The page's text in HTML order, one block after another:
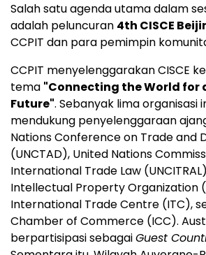
Salah satu agenda utama dalam
adalah peluncuran 4th CISCE
CCPIT dan para pemimpin
CCPIT menyelenggarakan CISCE
tema "Connecting the World for
Future". Sebanyak lima organisasi
mendukung penyelenggaraan
Nations Conference on Trade and
(UNCTAD), United Nations
International Trade Law
Intellectual Property Organization
International Trade Centre (ITC),
Chamber of Commerce (ICC).
berpartisipasi sebagaiGuest